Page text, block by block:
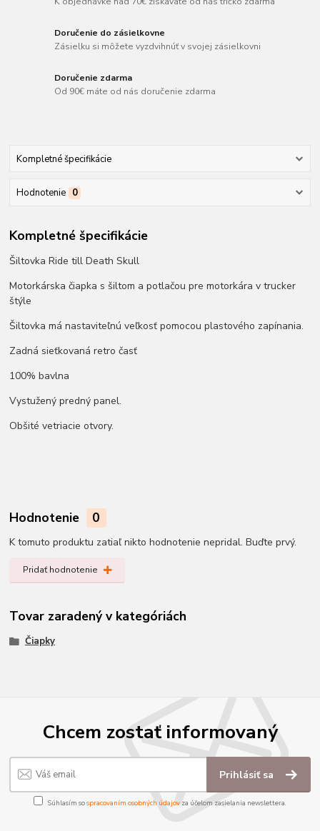
Doručenie do zásielkovne
Zásielku si môžete vyzdvihnúť v svojej zásielkovni
Doručenie zdarma
Od 90€ máte od nás doručenie zdarma
Kompletné špecifikácie
Hodnotenie 0
Kompletné špecifikácie
Šiltovka Ride till Death Skull
Motorkárska čiapka s šiltom a potlačou pre motorkára v trucker
štýle
Šiltovka má nastaviteľnú veľkosť pomocou plastového zapínania.
Zadná sieťkovaná retro časť
100% bavlna
Vystužený predný panel.
Obšité vetriacie otvory.
Hodnotenie 0
K tomuto produktu zatiaľ nikto hodnotenie nepridal. Buďte prvý.
Pridať hodnotenie
Tovar zaradený v kategóriách
Čiapky
Chcem zostať informovaný
Prihlásiť sa
Súhlasím sospracovaním osobných údajov za účelom zasielania newslettera.